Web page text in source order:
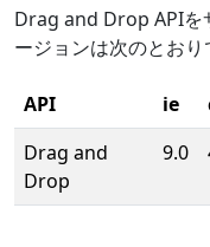
Drag and Drop APIを
ージョンは次のとおり
API ie
Drag and
Drop
9.0